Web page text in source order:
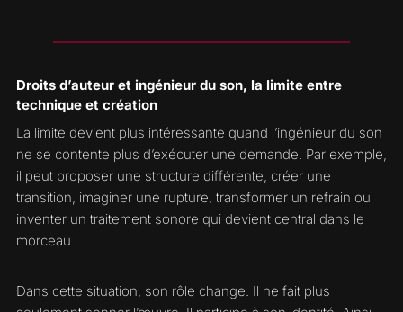
Droits d’auteur et ingénieur du son, la limite entre
technique et création
La limite devient plus intéressante quand l’ingénieur du son
ne se contente plus d’exécuter une demande. Par exemple,
il peut proposer une structure différente, créer une
transition, imaginer une rupture, transformer un refrain ou
inventer un traitement sonore qui devient central dans le
morceau.
Dans cette situation, son rôle change. Il ne fait plus